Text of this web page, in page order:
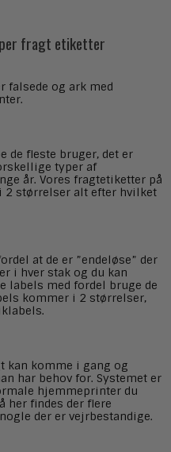
fragt etiketter
falsede og ark med
de fleste bruger, det er
typer af
år. Vores fragtetiketter på
størrelser alt efter hvilket
at de er ”endeløse” der
i hver stak og du kan
labels med fordel bruge de
kommer i 2 størrelser,
kan komme i gang og
har behov for. Systemet er
hjemmeprinter du
her findes der flere
der er vejrbestandige.